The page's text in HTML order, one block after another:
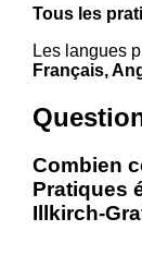
Tous les
Les langues
Français,
Combien
Pratiques
Illkirch-